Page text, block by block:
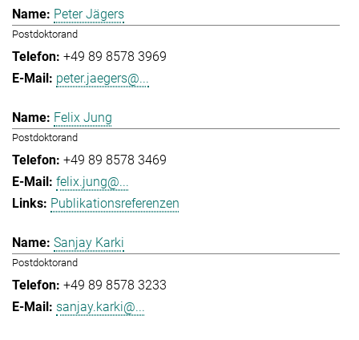
Peter Jägers
Postdoktorand
+49 89 8578 3969
peter.jaegers@...
Felix Jung
Postdoktorand
+49 89 8578 3469
felix.jung@...
Publikationsreferenzen
Sanjay Karki
Postdoktorand
+49 89 8578 3233
sanjay.karki@...